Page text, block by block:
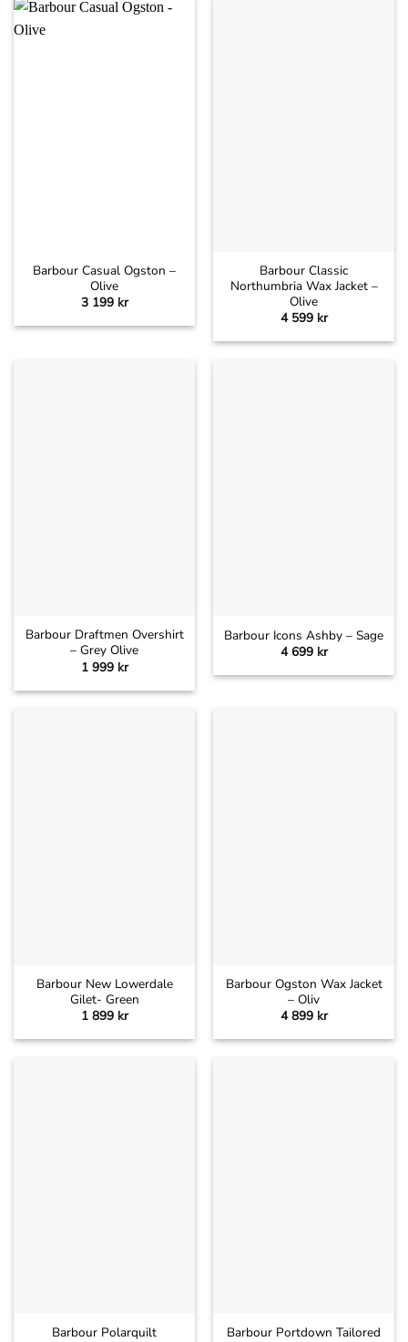
Barbour Casual Ogston –
Olive
3 199 kr
Barbour Classic
Northumbria Wax Jacket –
Olive
4 599 kr
Barbour Draftmen Overshirt
– Grey Olive
1 999 kr
Barbour Icons Ashby – Sage
4 699 kr
Barbour New Lowerdale
Gilet- Green
1 899 kr
Barbour Ogston Wax Jacket
– Oliv
4 899 kr
Barbour Polarquilt
Barbour Portdown Tailored